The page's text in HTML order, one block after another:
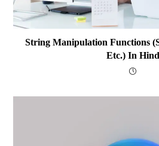
String Manipulation Functions
Etc.) In